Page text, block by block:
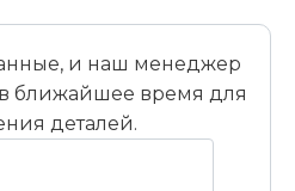
и наш менеджер
ближайшее время для
деталей.